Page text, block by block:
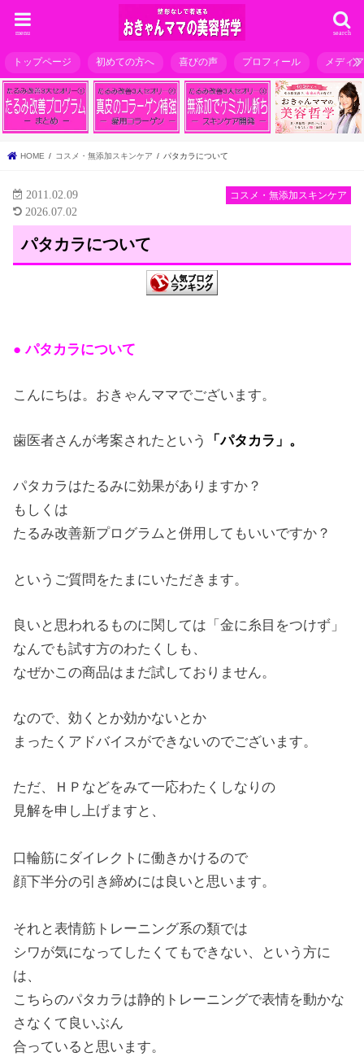
search
menu
トップページ 初めての方へ 喜びの声 プロフィール メディ
HOME コスメ・無添加スキンケア パタカラについて
コスメ・無添加スキンケア
2011.02.09
2026.07.02
パタカラについて
● パタカラについて
こんにちは。おきゃんママでございます。
歯医者さんが考案されたという 「パタカラ」。
パタカラはたるみに効果がありますか？
もしくは
たるみ改善新プログラムと併用してもいいですか？
というご質問をたまにいただきます。
良いと思われるものに関しては「金に糸目をつけず」
なんでも試す方のわたくしも、
なぜかこの商品はまだ試しておりません。
なので、効くとか効かないとか
まったくアドバイスができないのでございます。
ただ、ＨＰなどをみて一応わたくしなりの
見解を申し上げますと、
口輪筋にダイレクトに働きかけるので
顔下半分の引き締めには良いと思います。
それと表情筋トレーニング系の類では
シワが気になってしたくてもできない、という方に
は、
こちらのパタカラは静的トレーニングで表情を動かな
さなくて良いぶん
合っていると思います。